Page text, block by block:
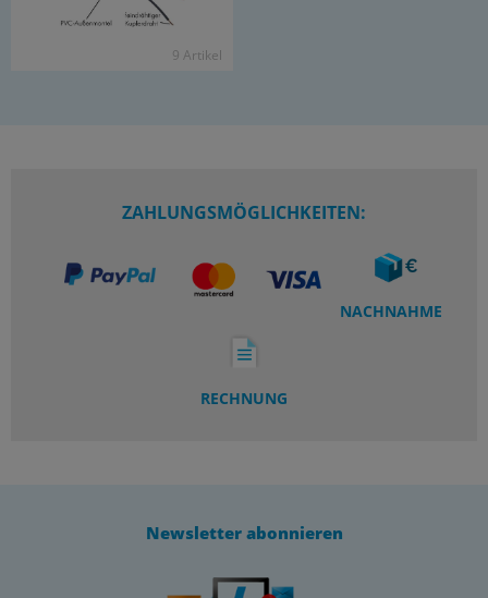
9 Ar­ti­kel
ZAHLUNGSMÖGLICHKEITEN:
NACHNAHME
RECHNUNG
Newsletter abonnieren